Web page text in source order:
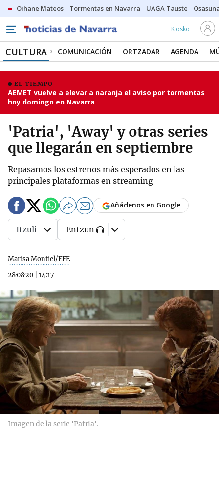
Oihane Mateos Tormentas en Navarra UAGA Tauste
Kiosko
CULTURA COMUNICACIÓN ORTZADAR AGENDA
EL TIEMPO
AEMET vuelve a elevar a naranja el aviso por tormentas
hoy domingo en Navarra
'Patria', 'Away' y otras series
que llegarán en septiembre
Repasamos los estrenos más esperados en las
principales plataformas en streaming
Marisa Montiel/EFE
28·08·20
14:17
Añádenos en Google
Itzuli Entzun
Imagen de la serie 'Patria'.